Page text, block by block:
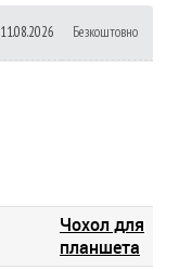
11.08.2026 Безкоштовно
Чохол для
планшета